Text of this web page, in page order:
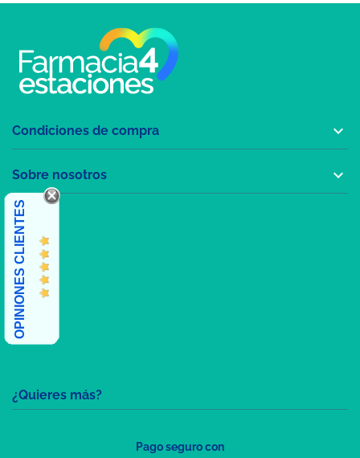
¿Quieres más?
Condiciones de compra 
Sobre nosotros 
OPINIONES CLIENTES
Pago seguro con